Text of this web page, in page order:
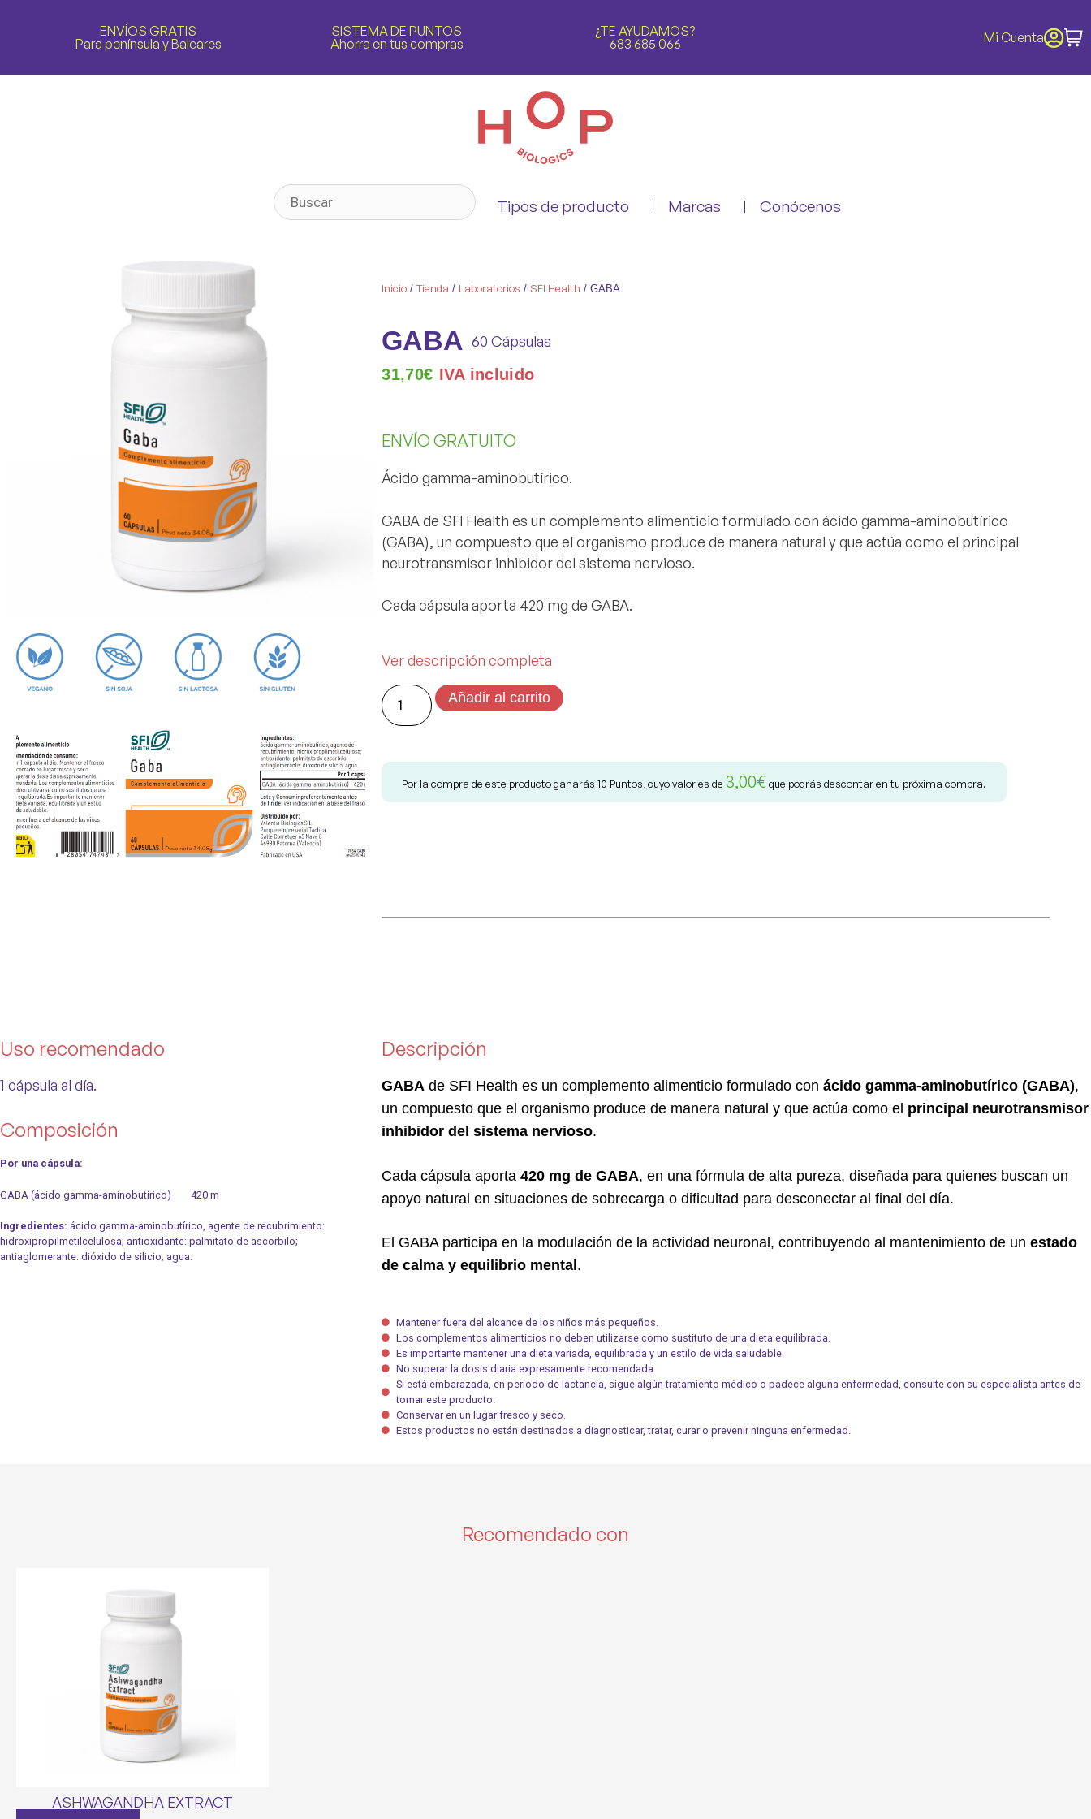
ENVÍOS GRATIS
Para península y Baleares
SISTEMA DE PUNTOS
Ahorra en tus compras
¿TE AYUDAMOS?
683 685 066
Mi Cuenta
Tipos de producto Marcas Conócenos
Inicio /Tienda / Laboratorios /SFI Health / GABA
GABA 60 Cápsulas
31,70€ IVA incluido
ENVÍO GRATUITO
Ácido gamma-aminobutírico.
GABAde SFI Health es un complemento alimenticio formulado conácido gamma-aminobutírico
(GABA), un compuesto que el organismo produce de manera natural y que actúa como el principal
neurotransmisor inhibidor del sistema nervioso.
Cada cápsula aporta 420 mg de GABA.
Ver descripción completa
Añadir al carrito
Por la compra de este producto ganarás10 Puntos, cuyo valor es de3,00€que podrás descontar en tu próxima compra.
Uso recomendado
1 cápsula al día.
Composición
Por una cápsula:
GABA (ácido gamma-aminobutírico) 420 m
Ingredientes: ácido gamma-aminobutírico, agente de recubrimiento:
hidroxipropilmetilcelulosa; antioxidante: palmitato de ascorbilo;
antiaglomerante: dióxido de silicio; agua.
Descripción
GABA de SFI Health es un complemento alimenticio formulado conácido gamma-aminobutírico (GABA),
un compuesto que el organismo produce de manera natural y que actúa como el principal neurotransmisor
inhibidor del sistema nervioso.
Cada cápsula aporta420 mg de GABA, en una fórmula de alta pureza, diseñada para quienes buscan un
apoyo natural en situaciones de sobrecarga o dificultad para desconectar al final del día.
El GABA participa en la modulación de la actividad neuronal, contribuyendo al mantenimiento de unestado
de calma y equilibrio mental .
Mantener fuera del alcance de los niños más pequeños.
Los complementos alimenticios no deben utilizarse como sustituto de una dieta equilibrada.
Es importante mantener una dieta variada, equilibrada y un estilo de vida saludable.
No superar la dosis diaria expresamente recomendada.
Si está embarazada, en periodo de lactancia, sigue algún tratamiento médico o padece alguna enfermedad, consulte con su especialista antes de
tomar este producto.
Conservar en un lugar fresco y seco.
Estos productos no están destinados a diagnosticar, tratar, curar o prevenir ninguna enfermedad.
Recomendado con
ASHWAGANDHA EXTRACT